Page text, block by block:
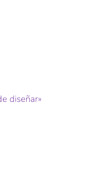
diseñar»